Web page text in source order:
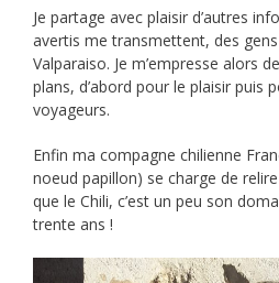
Je partage avec plaisir d’autres
avertis me transmettent, des
Valparaiso. Je m’empresse alors
plans, d’abord pour le plaisir puis
voyageurs.
Enfin ma compagne chilienne
noeud papillon) se charge de
que le Chili, c’est un peu son
trente ans !